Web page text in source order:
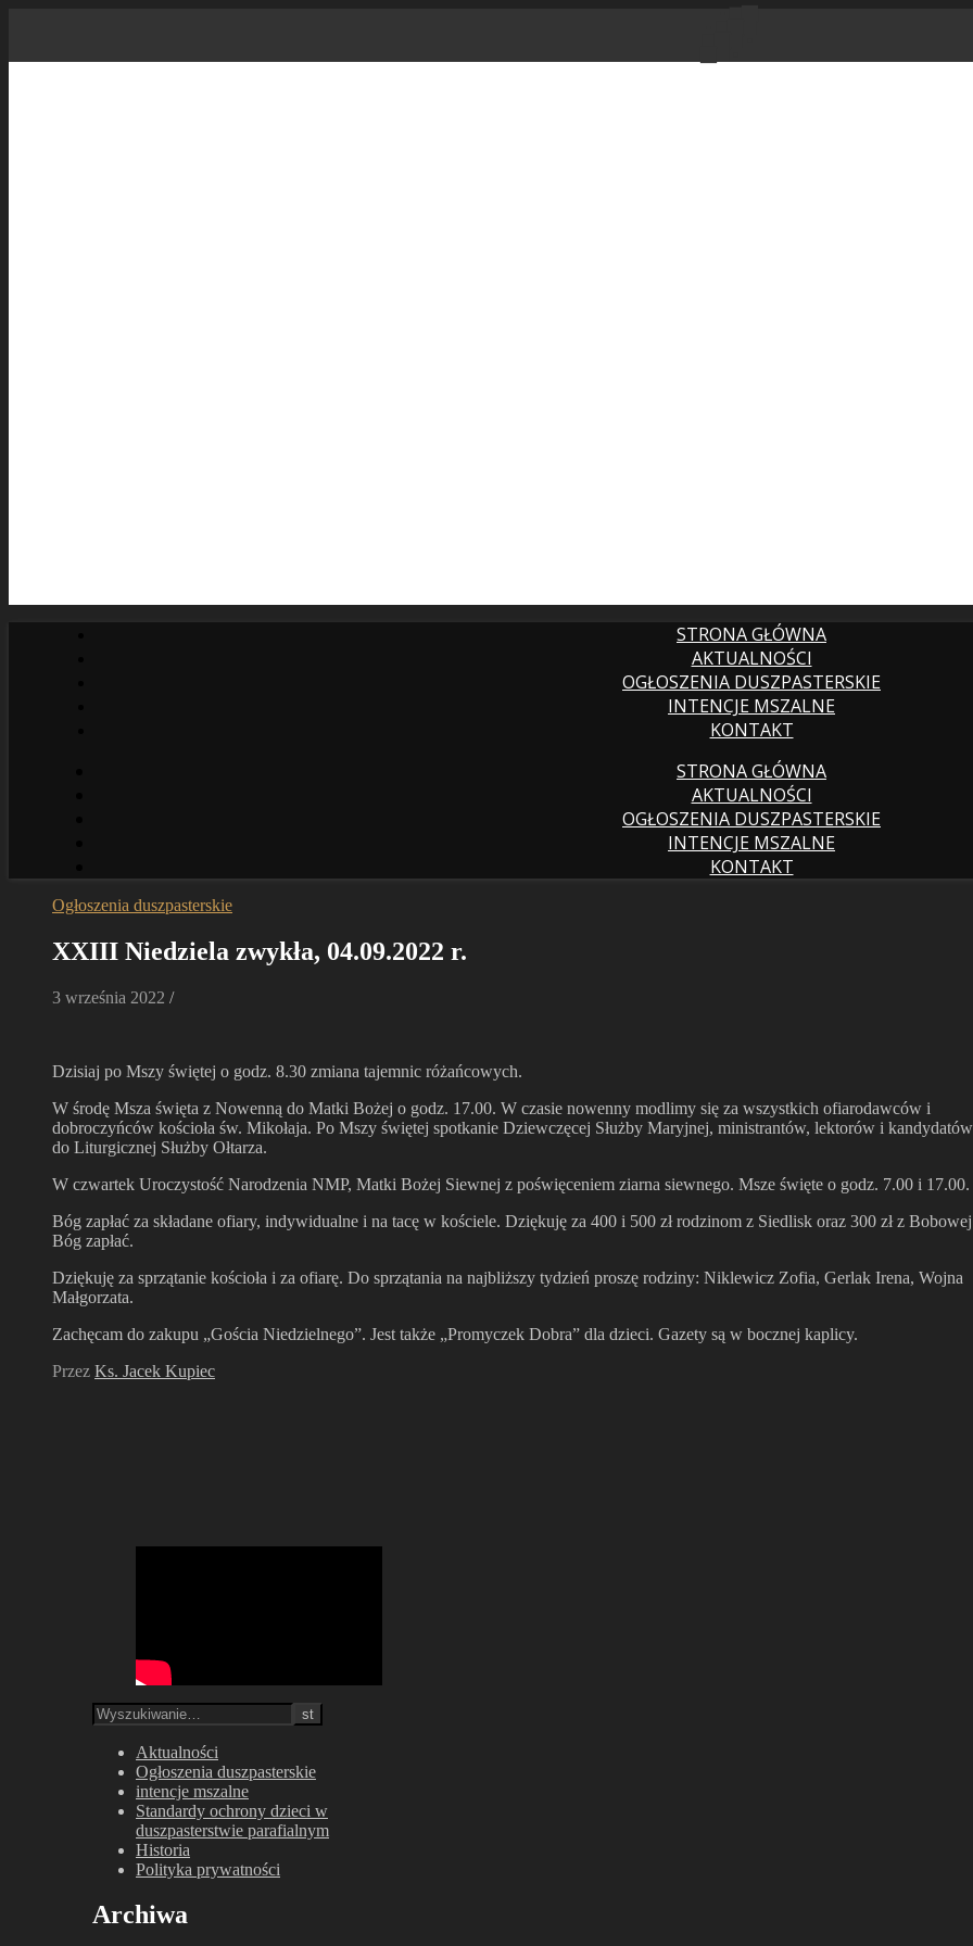
STRONA GŁÓWNA
AKTUALNOŚCI
OGŁOSZENIA DUSZPASTERSKIE
INTENCJE MSZALNE
KONTAKT
STRONA GŁÓWNA
AKTUALNOŚCI
OGŁOSZENIA DUSZPASTERSKIE
INTENCJE MSZALNE
KONTAKT
Ogłoszenia duszpasterskie
XXIII Niedziela zwykła, 04.09.2022 r.
3 września 2022 /
Dzisiaj po Mszy świętej o godz. 8.30 zmiana tajemnic różańcowych.
W środę Msza święta z Nowenną do Matki Bożej o godz. 17.00. W czasie nowenny modlimy się za wszystkich ofiarodawców i
dobroczyńców kościoła św. Mikołaja. Po Mszy świętej spotkanie Dziewczęcej Służby Maryjnej, ministrantów, lektorów i kandydatów
do Liturgicznej Służby Ołtarza.
W czwartek Uroczystość Narodzenia NMP, Matki Bożej Siewnej z poświęceniem ziarna siewnego. Msze święte o godz. 7.00 i 17.00.
Bóg zapłać za składane ofiary, indywidualne i na tacę w kościele. Dziękuję za 400 i 500 zł rodzinom z Siedlisk oraz 300 zł z
Bóg zapłać.
Dziękuję za sprzątanie kościoła i za ofiarę. Do sprzątania na najbliższy tydzień proszę rodziny: Niklewicz Zofia, Gerlak Irena, Wojna
Małgorzata.
Zachęcam do zakupu „Gościa Niedzielnego”. Jest także „Promyczek Dobra” dla dzieci. Gazety są w bocznej kaplicy.
Przez Ks. Jacek Kupiec
Aktualności
Ogłoszenia duszpasterskie
intencje mszalne
Standardy ochrony dzieci w
duszpasterstwie parafialnym
Historia
Polityka prywatności
Archiwa